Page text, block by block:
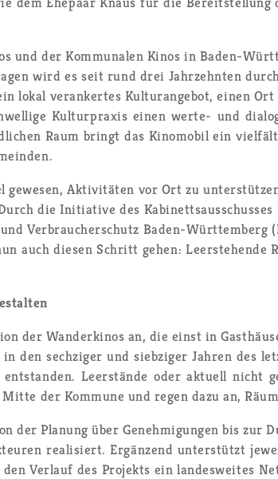
und der Kom­mu­na­len Kinos in Ba­den-
wird es seit rund drei Jahr­zehn­ten
lokal ver­an­ker­tes Kul­tur­an­ge­bot, einen
Kul­tur­pra­xis einen wer­te- und
Raum bringt das Ki­no­mo­bil ein
ge­we­sen, Ak­ti­vi­tä­ten vor Ort zu
die In­itia­ti­ve des
Ver­brau­cher­schutz Ba­den-Würt­tem­berg
auch die­sen Schritt gehen:
der Wan­der­ki­nos an, die einst in
den sech­zi­ger und sieb­zi­ger Jah­ren des
Leer­stän­de oder ak­tu­ell nicht
der Kom­mu­ne und regen dazu an,
der Pla­nung über Ge­neh­mi­gun­gen bis
rea­li­siert. Er­gän­zend un­ter­stützt
Ver­lauf des Pro­jekts ein lan­des­wei­tes